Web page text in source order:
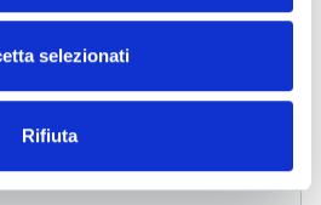
selezionati
Rifiuta